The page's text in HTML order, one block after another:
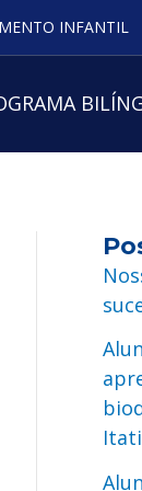
INFANTIL